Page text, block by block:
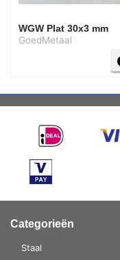
WGW Plat 30x3 mm
GoedMetaal
Categorieën
Staal